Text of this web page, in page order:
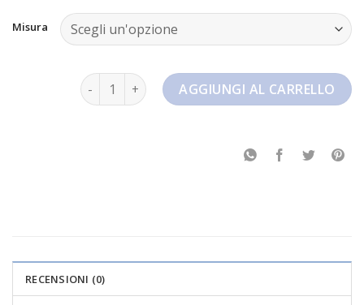
Misura
nike zoom freak 4 quantitàAGGIUNGI AL CARRELLO
RECENSIONI (0)